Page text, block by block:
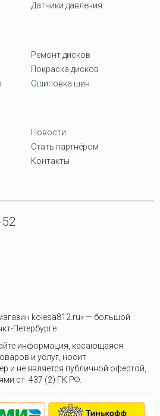
Датчики давления
Ремонт дисков
Покраска дисков
Ошиповка шин
Новости
Стать партнёром
Контакты
kolesa812.ru» — большой
Петербурге
информация, касающаяся
и услуг, носит
и не является публичной офертой,
ст. 437 (2) ГК РФ.